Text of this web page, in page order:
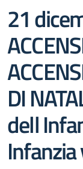
21
DI
dell